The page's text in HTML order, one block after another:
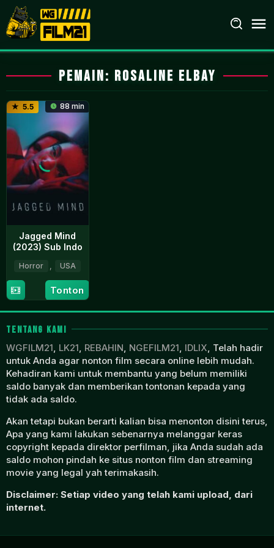
Loncat
ke
konten
Pemain: Rosaline Elbay
5.5 88 min
Jagged Mind
(2023) Sub Indo
Horror USA
14
Jun
2023
Kelley
Kali
Tonton
TENTANG KAMI
WGFILM21, LK21, REBAHIN, NGEFILM21, IDLIX, Telah hadir
untuk Anda agar nonton film secara online lebih mudah.
Kehadiran kami untuk membantu yang belum memiliki
saldo banyak dan memberikan tontonan kepada yang
tidak ada saldo.
Akan tetapi bukan berarti kalian bisa menonton disini terus,
Apa yang kami lakukan sebenarnya melanggar keras
copyright kepada direktor perfilman, jika Anda sudah ada
saldo mohon pindah ke situs nonton film dan streaming
movie yang legal yah terimakasih.
Disclaimer: Setiap video yang telah kami upload, dari
internet.